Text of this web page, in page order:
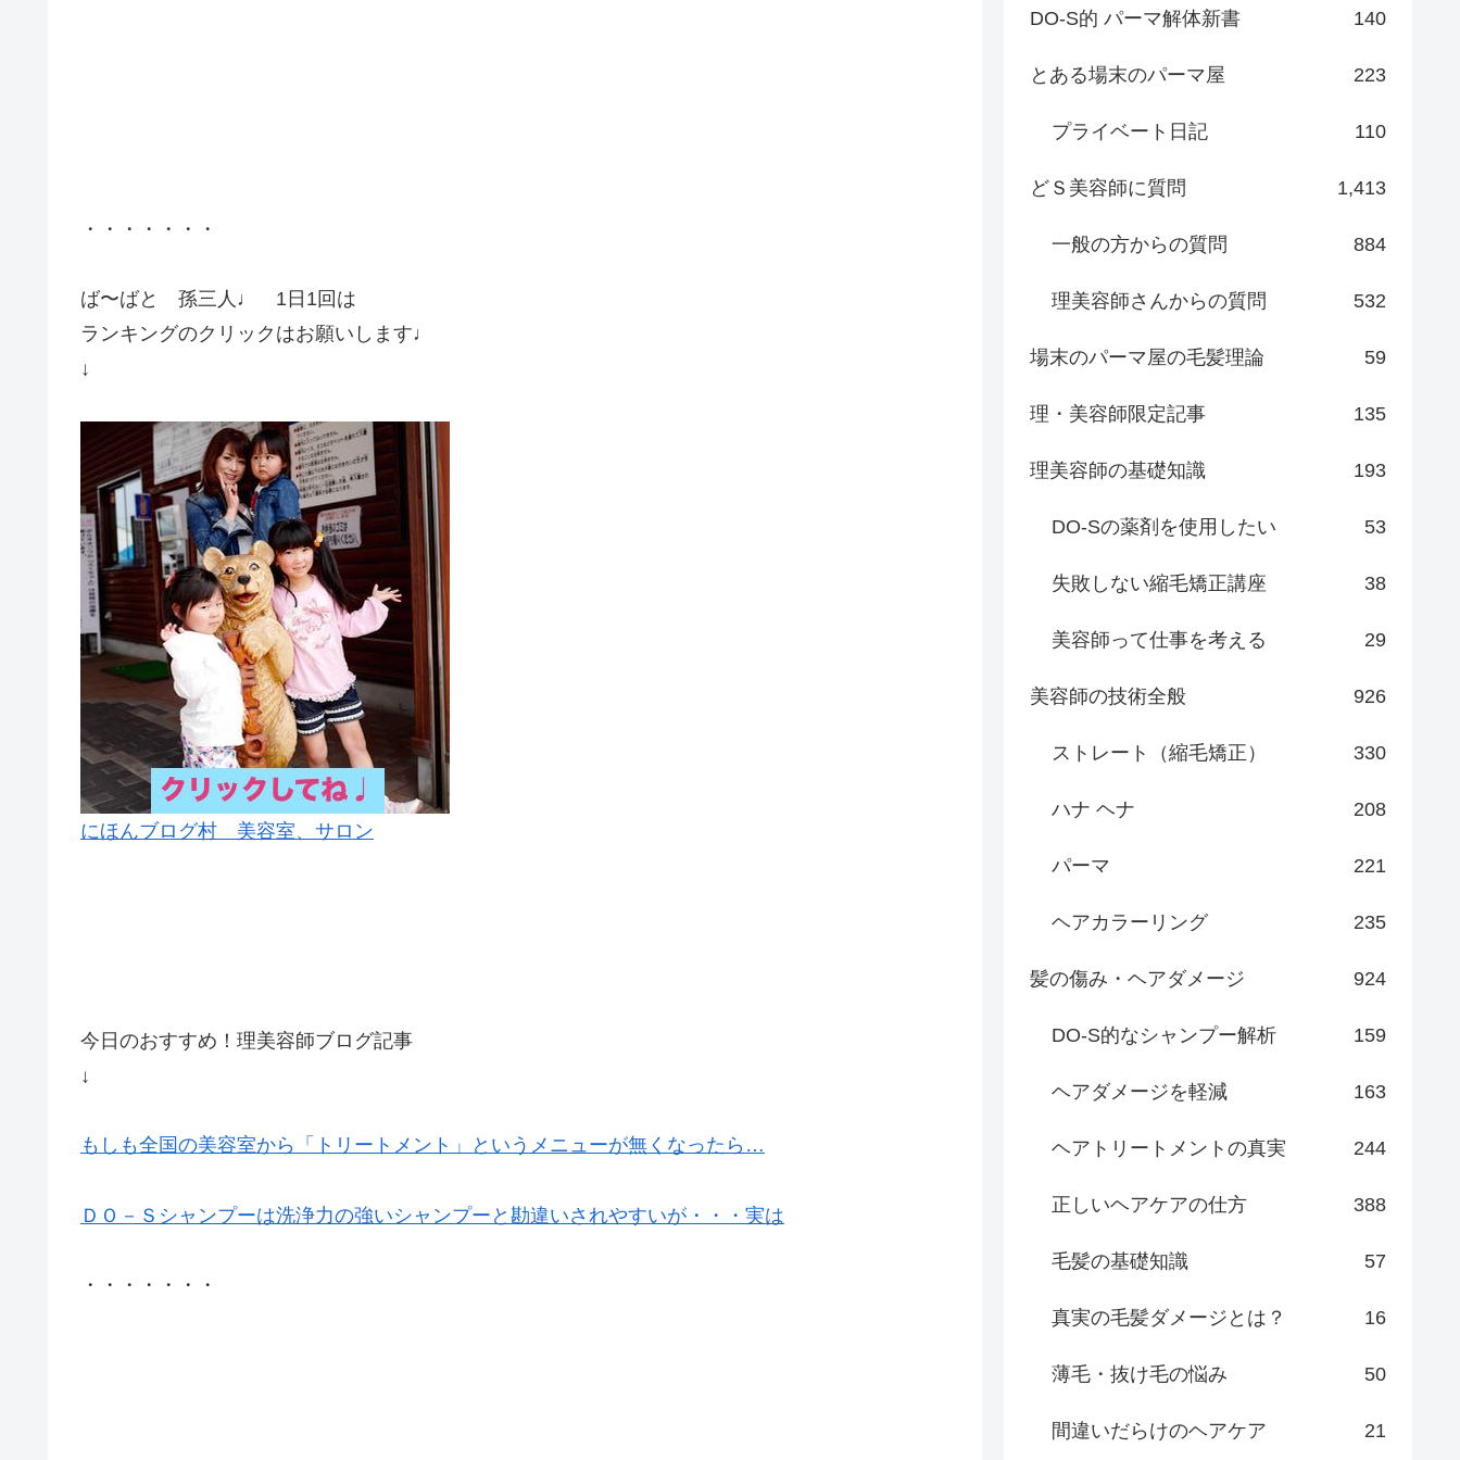
・・・・・・・
ば〜ばと 孫三人♩ 1日1回は
ランキングのクリックはお願いします♩
↓
にほんブログ村 美容室、サロン
今日のおすすめ！理美容師ブログ記事
↓
もしも全国の美容室から「トリートメント」というメニューが無くなったら…
ＤＯ－Ｓシャンプーは洗浄力の強いシャンプーと勘違いされやすいが・・・実は
・・・・・・・
DO-S的 パーマ解体新書 140
とある場末のパーマ屋 223
プライベート日記 110
どＳ美容師に質問 1,413
一般の方からの質問 884
理美容師さんからの質問 532
場末のパーマ屋の毛髪理論 59
理・美容師限定記事 135
理美容師の基礎知識 193
DO-Sの薬剤を使用したい 53
失敗しない縮毛矯正講座 38
美容師って仕事を考える 29
美容師の技術全般 926
ストレート（縮毛矯正） 330
ハナ ヘナ 208
パーマ 221
ヘアカラーリング 235
髪の傷み・ヘアダメージ 924
DO-S的なシャンプー解析 159
ヘアダメージを軽減 163
ヘアトリートメントの真実 244
正しいヘアケアの仕方 388
毛髪の基礎知識 57
真実の毛髪ダメージとは？ 16
薄毛・抜け毛の悩み 50
間違いだらけのヘアケア 21